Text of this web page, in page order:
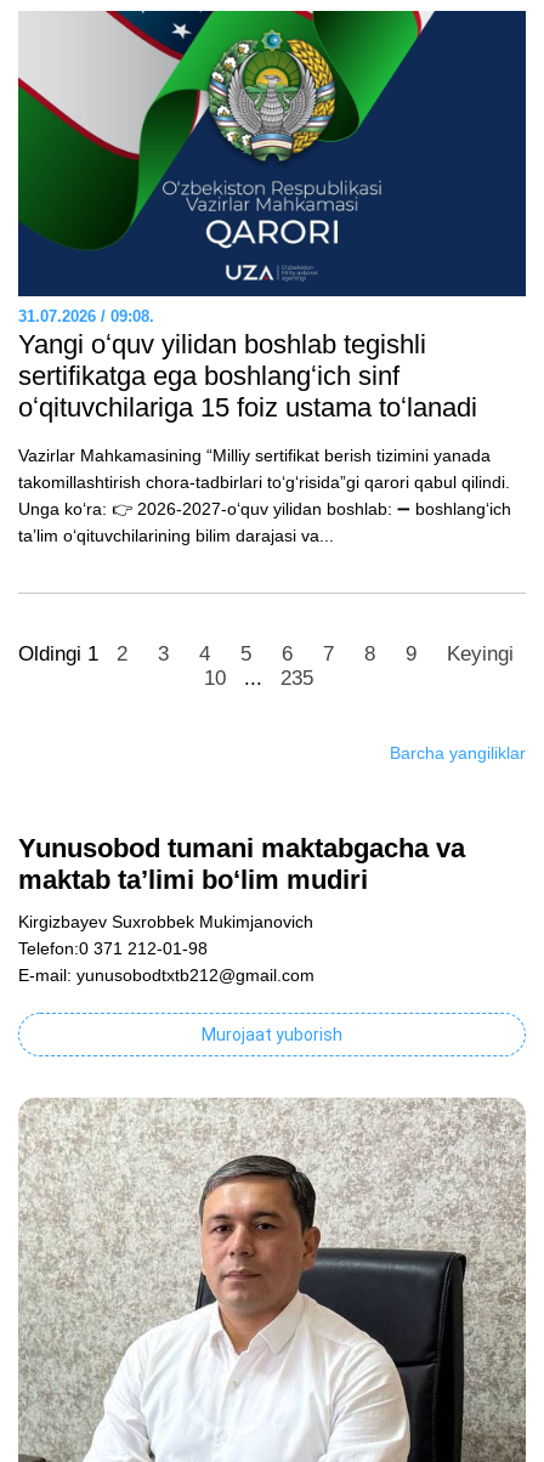
31.07.2026 / 09:08.
Yangi oʻquv yilidan boshlab tegishli
sertifikatga ega boshlangʻich sinf
oʻqituvchilariga 15 foiz ustama toʻlanadi
Vazirlar Mahkamasining “Milliy sertifikat berish tizimini yanada
takomillashtirish chora-tadbirlari toʻgʻrisida”gi qarori qabul qilindi.
Unga koʻra: 👉 2026-2027-oʻquv yilidan boshlab: ➖ boshlangʻich
taʼlim oʻqituvchilarining bilim darajasi va...
Oldingi 1 2 3 4 5 6 7 8
9
10
... 235
Keyingi
Barcha yangiliklar
Yunusobod tumani maktabgacha va
maktab ta’limi bo‘lim mudiri
Kirgizbayev Suxrobbek Mukimjanovich
Telefon:0 371 212-01-98
E-mail: yunusobodtxtb212@gmail.com
Murojaat yuborish